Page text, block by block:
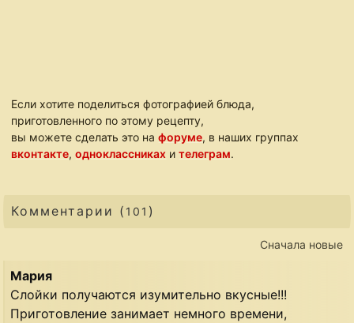
Если хотите поделиться фотографией блюда,
приготовленного по этому рецепту,
вы можете сделать это нафоруме, в наших группах
вконтакте,одноклассниках ителеграм.
Комментарии ( 101 )
Сначала новые
Мария
Слойки получаются изумительно вкусные!!!
Приготовление занимает немного времени,